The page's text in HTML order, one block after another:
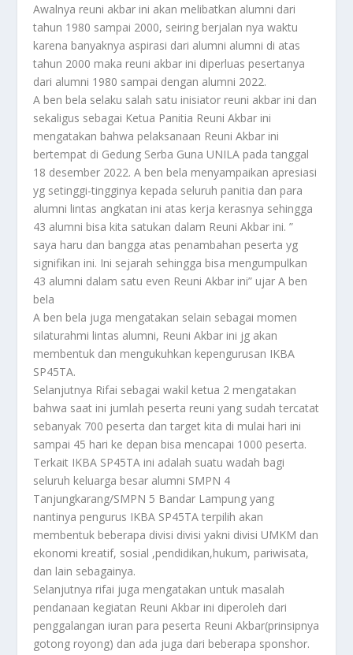
Awalnya reuni akbar ini akan melibatkan alumni dari
tahun 1980 sampai 2000, seiring berjalan nya waktu
karena banyaknya aspirasi dari alumni alumni di atas
tahun 2000 maka reuni akbar ini diperluas pesertanya
dari alumni 1980 sampai dengan alumni 2022.
A ben bela selaku salah satu inisiator reuni akbar ini dan
sekaligus sebagai Ketua Panitia Reuni Akbar ini
mengatakan bahwa pelaksanaan Reuni Akbar ini
bertempat di Gedung Serba Guna UNILA pada tanggal
18 desember 2022. A ben bela menyampaikan apresiasi
yg setinggi-tingginya kepada seluruh panitia dan para
alumni lintas angkatan ini atas kerja kerasnya sehingga
43 alumni bisa kita satukan dalam Reuni Akbar ini. ”
saya haru dan bangga atas penambahan peserta yg
signifikan ini. Ini sejarah sehingga bisa mengumpulkan
43 alumni dalam satu even Reuni Akbar ini” ujar A ben
bela
A ben bela juga mengatakan selain sebagai momen
silaturahmi lintas alumni, Reuni Akbar ini jg akan
membentuk dan mengukuhkan kepengurusan IKBA
SP45TA.
Selanjutnya Rifai sebagai wakil ketua 2 mengatakan
bahwa saat ini jumlah peserta reuni yang sudah tercatat
sebanyak 700 peserta dan target kita di mulai hari ini
sampai 45 hari ke depan bisa mencapai 1000 peserta.
Terkait IKBA SP45TA ini adalah suatu wadah bagi
seluruh keluarga besar alumni SMPN 4
Tanjungkarang/SMPN 5 Bandar Lampung yang
nantinya pengurus IKBA SP45TA terpilih akan
membentuk beberapa divisi divisi yakni divisi UMKM dan
ekonomi kreatif, sosial ,pendidikan,hukum, pariwisata,
dan lain sebagainya.
Selanjutnya rifai juga mengatakan untuk masalah
pendanaan kegiatan Reuni Akbar ini diperoleh dari
penggalangan iuran para peserta Reuni Akbar(prinsipnya
gotong royong) dan ada juga dari beberapa sponshor.